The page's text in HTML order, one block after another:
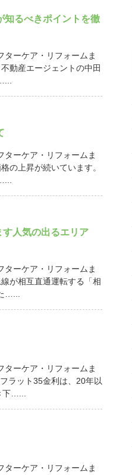
知るべきポイントを徹
ターケア・リフォームま
動産エージェントの中田
ターケア・リフォームま
の上昇が続いています。
人気の出るエリア
ターケア・リフォームま
が相互直通運転する「相
…...
ターケア・リフォームま
ラット35金利は、20年以
…...
ターケア・リフォームま